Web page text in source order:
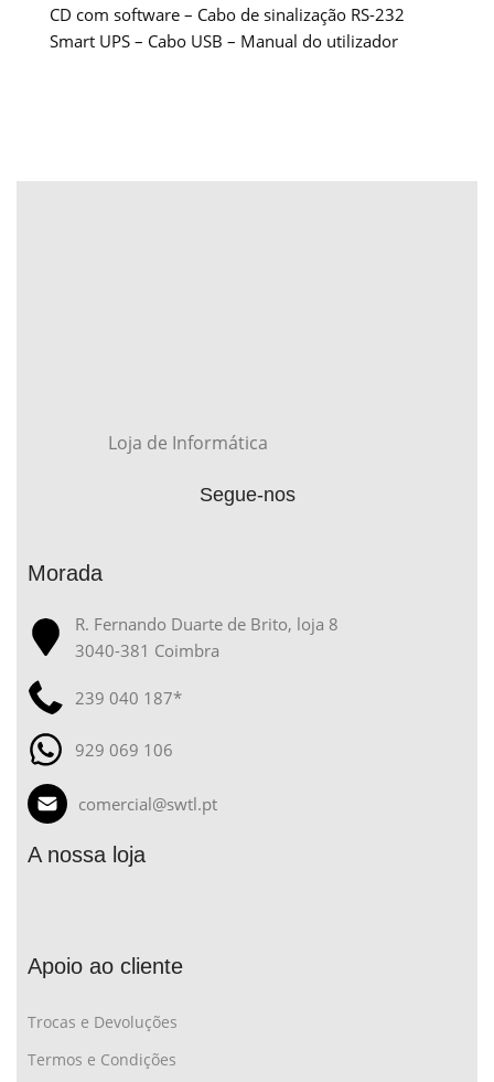
CD com software – Cabo de sinalização RS-232
Smart UPS – Cabo USB – Manual do utilizador
Loja de Informática
Segue-nos
Morada
R. Fernando Duarte de Brito, loja 8
3040-381 Coimbra
239 040 187*
929 069 106
comercial@swtl.pt
A nossa loja
Apoio ao cliente
Trocas e Devoluções
Termos e Condições